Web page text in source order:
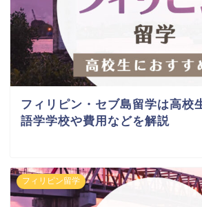
フィリピン・セブ島留学は高校
語学学校や費用などを解説
フィリピン留学